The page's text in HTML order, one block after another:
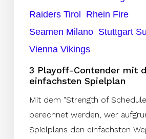
Raiders Tirol Rhein Fire
Seamen Milano Stuttgart
Vienna Vikings
3 Playoff-Contender mit
einfachsten Spielplan
Mit dem "Strength of
berechnet werden, wer
Spielplans den einfachsten